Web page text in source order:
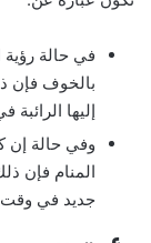
في حالة
بالخوف فإن
إليها الرائبة
وفي حالة إن
المنام فإن
جديد في